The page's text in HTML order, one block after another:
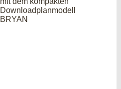
Downloadplanmodell
BRYAN